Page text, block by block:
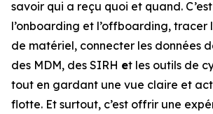
savoir qui a reçu quoi et quand.
l’onboarding et l’offboarding, tracer
de matériel, connecter les données
des MDM, des SIRH et les outils de
tout en gardant une vue claire et
flotte. Et surtout, c’est offrir une